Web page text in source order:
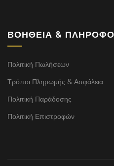
ΒΟΉΘΕΙΑ &
Πολιτική Πωλήσεων
Τρόποι Πληρωμής & Ασφάλεια
Πολιτική Παράδοσης
Πολιτική Επιστροφών